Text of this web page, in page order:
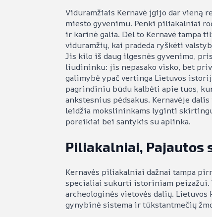
Viduramžiais Kernavė įgijo dar vieną
miesto gyvenimu. Penki piliakalniai
ir karinė galia. Dėl to Kernavė tampa
viduramžių, kai pradeda ryškėti
Jis kilo iš daug ilgesnės gyvenimo,
liudininku: jis nepasako visko, bet
galimybė ypač vertinga Lietuvos
pagrindiniu būdu kalbėti apie tuos,
ankstesnius pėdsakus. Kernavėje
leidžia mokslininkams lyginti
poreikiai bei santykis su aplinka.
Piliakalniai, Pajautos
Kernavės piliakalniai dažnai tampa
specialiai sukurti istoriniam peizažui.
archeologinės vietovės dalių.
gynybinė sistema ir tūkstantmečių